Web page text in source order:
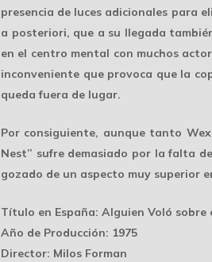
presencia de luces adicionales para
a posteriori, que a su llegada
en el centro mental con muchos
inconveniente que provoca que la
queda fuera de lugar.
Por consiguiente, aunque tanto
Nest” sufre demasiado por la falta
gozado de un aspecto muy superior
Título en España: Alguien Voló sobre
Año de Producción: 1975
Director: Milos Forman